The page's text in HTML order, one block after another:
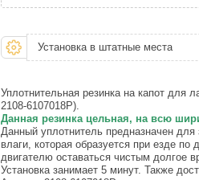
Установка в штатные места
Уплотнительная резинка на капот для
2108-6107018Р).
Данная резинка цельная, на всю
Данный уплотнитель предназначен для
влаги, которая образуется при езде
двигателю оставаться чистым долгое
Установка занимает 5 минут. Также